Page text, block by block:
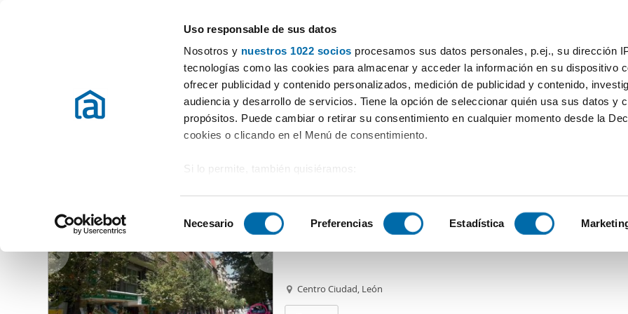
Uso responsable de sus datos
Nosotros y nuestros 1022 socios procesamos sus datos personales, p.ej., su dirección
tecnologías como las cookies para almacenar y acceder la información en su dispositivo
ofrecer publicidad y contenido personalizados, medición de publicidad y contenido,
audiencia y desarrollo de servicios. Tiene la opción de seleccionar quién usa sus datos y
propósitos. Puede cambiar o retirar su consentimiento en cualquier momento desde la
cookies o clicando en el Menú de consentimiento.
Si lo permite, también quisiéramos:
Identificar su dispositivo analizándolo activamente para buscar características
Obtenga más información sobre cómo se procesan sus datos personales y establezca sus
preferencias en la
en la Declaración de cookies.
e
e
c
c
Necesario Preferencias Estadística
Choisir la commune Chambres Plus de filtres - 1
Location appartements León Location Appartements León
Province (134 logements)
Alquiler piso ascensor Centro ciudad
Centro Ciudad, León